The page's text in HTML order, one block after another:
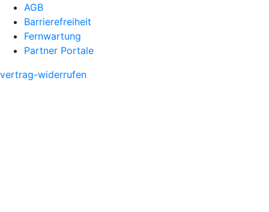
AGB
Barrierefreiheit
Fernwartung
Partner Portale
vertrag-widerrufen